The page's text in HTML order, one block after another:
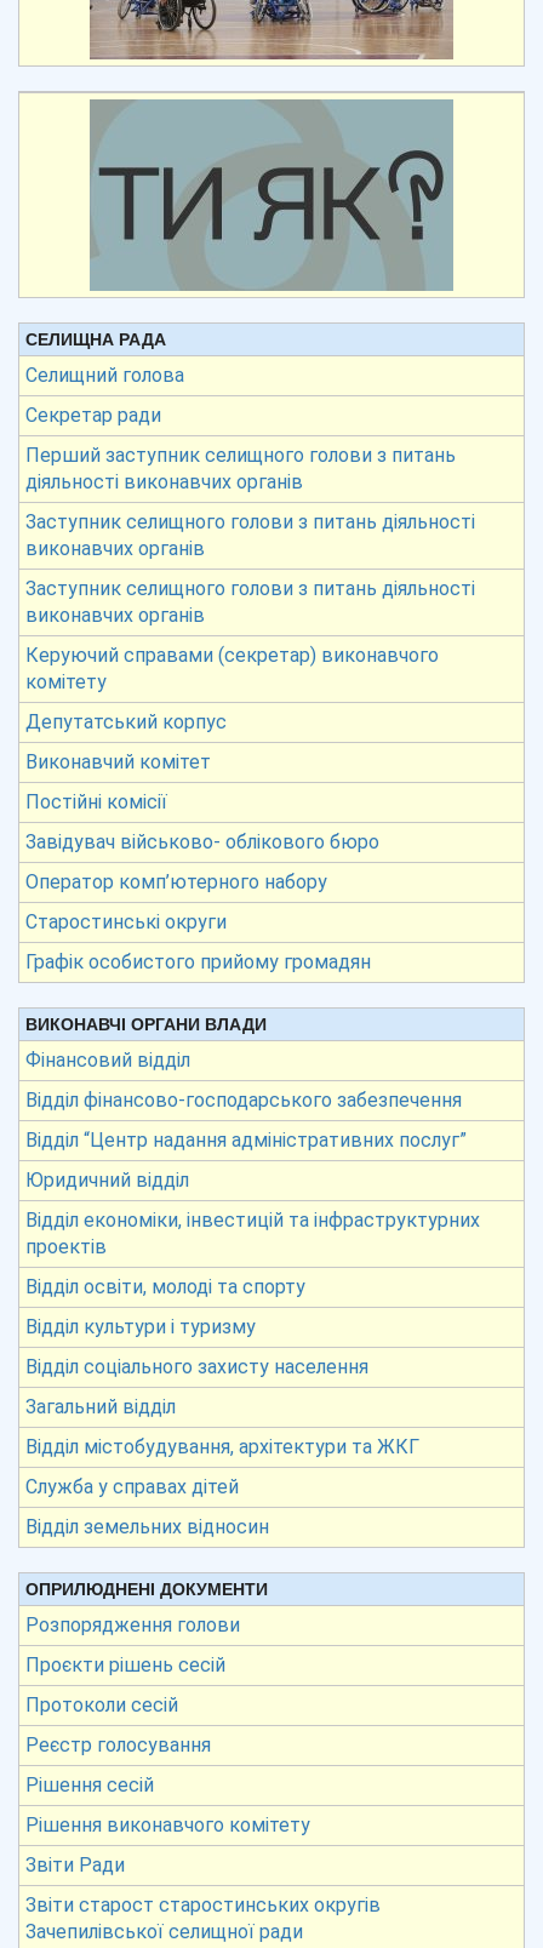
СЕЛИЩНА РАДА
Селищний голова
Секретар ради
Перший заступник селищного голови з питань
діяльності виконавчих органів
Заступник селищного голови з питань діяльності
виконавчих органів
Заступник селищного голови з питань діяльності
виконавчих органів
Керуючий справами (секретар) виконавчого
комітету
Депутатський корпус
Виконавчий комітет
Постійні комісії
Завідувач військово- облікового бюро
Оператор комп’ютерного набору
Старостинські округи
Графік особистого прийому громадян
ВИКОНАВЧІ ОРГАНИ ВЛАДИ
Фінансовий відділ
Відділ фінансово-господарського забезпечення
Відділ “Центр надання адміністративних послуг”
Юридичний відділ
Відділ економіки, інвестицій та інфраструктурних
проектів
Відділ освіти, молоді та спорту
Відділ культури і туризму
Відділ соціального захисту населення
Загальний відділ
Відділ містобудування, архітектури та ЖКГ
Служба у справах дітей
Відділ земельних відносин
ОПРИЛЮДНЕНІ ДОКУМЕНТИ
Розпорядження голови
Проєкти рішень сесій
Протоколи сесій
Реєстр голосування
Рішення сесій
Рішення виконавчого комітету
Звіти Ради
Звіти старост старостинських округів
Зачепилівської селищної ради